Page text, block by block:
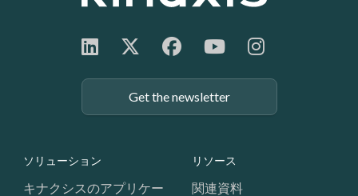
Get the newsletter
Footer: Navigation
ソリューション
キナクシスのアプリケー
リソース
関連資料